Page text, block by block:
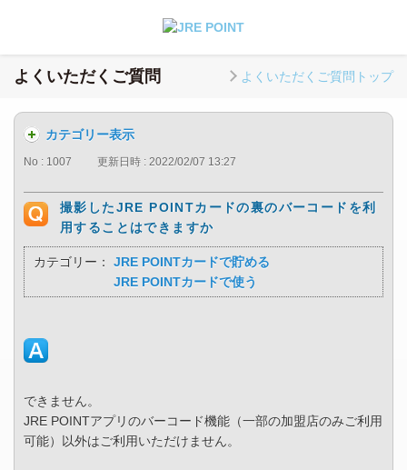
よくいただくご質問 よくいただくご質問トップ
カテゴリー表示
No : 1007 更新日時 : 2022/02/07 13:27
撮影したJRE POINTカードの裏のバーコードを利
用することはできますか
カテゴリー：
JRE POINTカードで貯める
JRE POINTカードで使う
できません。
JRE POINTアプリのバーコード機能（一部の加盟店のみご利用
可能）以外はご利用いただけません。